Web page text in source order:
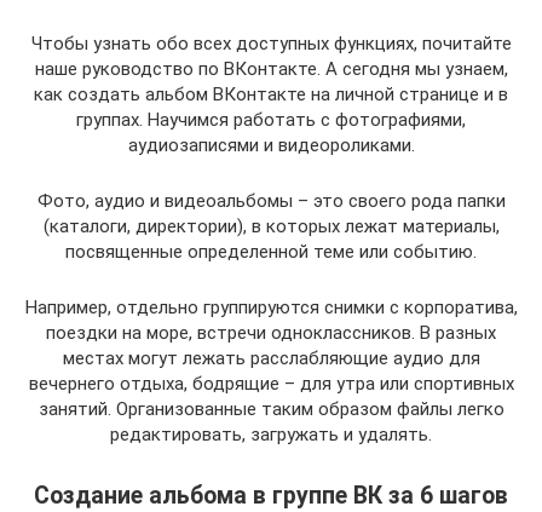
Чтобы узнать обо всех доступных функциях, почитайте
наше руководство по ВКонтакте. А сегодня мы узнаем,
как создать альбом ВКонтакте на личной странице и в
группах. Научимся работать с фотографиями,
аудиозаписями и видеороликами.
Фото, аудио и видеоальбомы – это своего рода папки
(каталоги, директории), в которых лежат материалы,
посвященные определенной теме или событию.
Например, отдельно группируются снимки с корпоратива,
поездки на море, встречи одноклассников. В разных
местах могут лежать расслабляющие аудио для
вечернего отдыха, бодрящие – для утра или спортивных
занятий. Организованные таким образом файлы легко
редактировать, загружать и удалять.
Создание альбома в группе ВК за 6 шагов